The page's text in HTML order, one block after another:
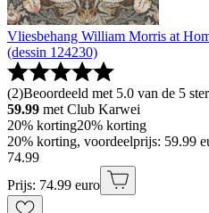
Vliesbehang William Morris at
(dessin 124230)
(2)Beoordeeld met 5.0 van de 5
59.99 met Club Karwei
20% korting20% korting
20% korting, voordeelprijs: 59.99
74.99
Prijs: 74.99 euro